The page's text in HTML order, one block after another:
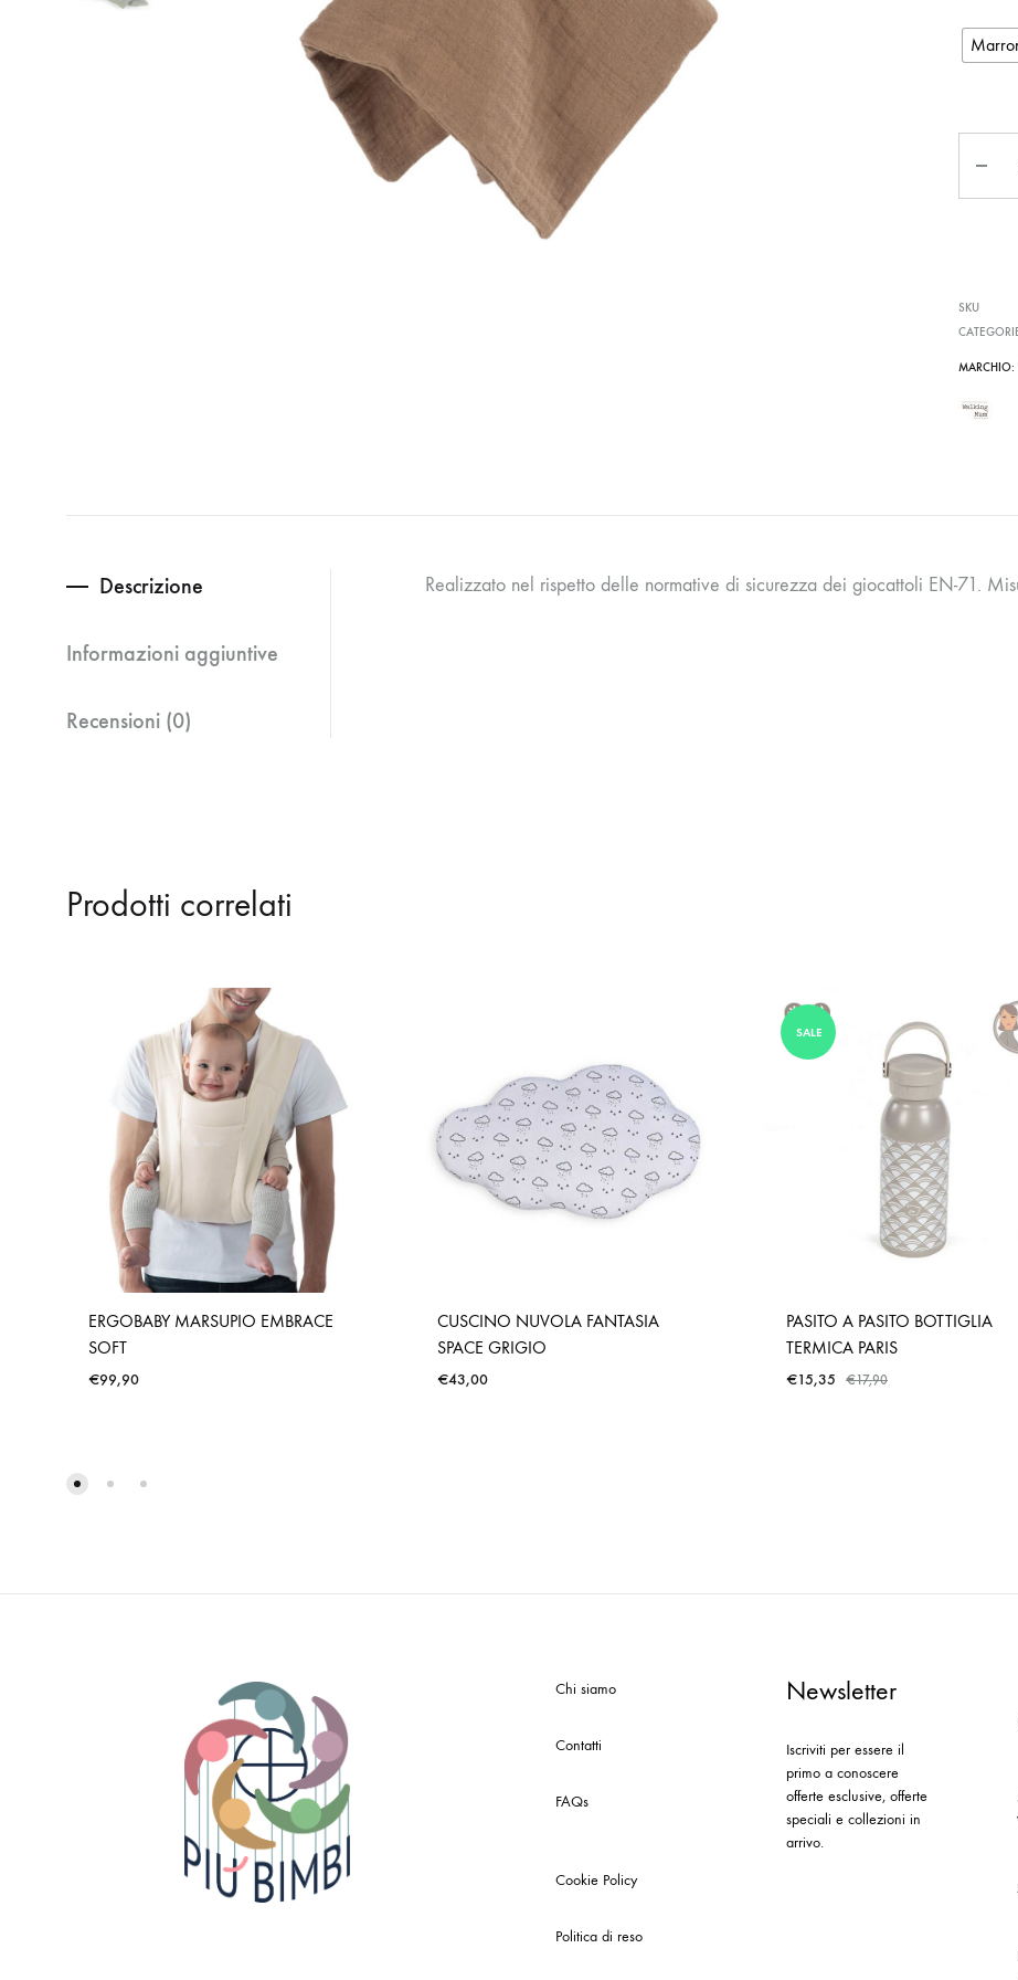
SKU
MARCHIO:
Descrizione
Informazioni aggiuntive
Recensioni (0)
Realizzato nel rispetto delle normative di sicurezza dei giocattoli EN-71.
Prodotti correlati
ERGOBABY MARSUPIO EMBRACE
SOFT
€99,90
CUSCINO NUVOLA FANTASIA
SPACE GRIGIO
€43,00
SALE
PASITO A PASITO BOTTIGLIA
TERMICA PARIS
€15,35 €17,90
Chi siamo
Contatti
FAQs
Cookie Policy
Politica di reso
Newsletter
Iscriviti per essere il
primo a conoscere
offerte esclusive, offerte
speciali e collezioni in
arrivo.